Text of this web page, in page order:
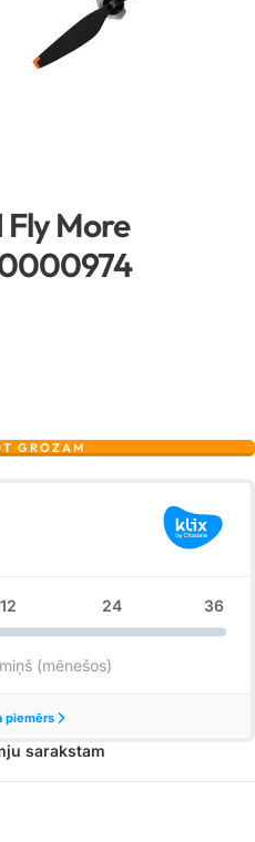
More
GROZAM
sarakstam